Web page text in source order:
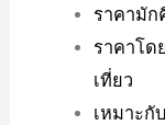
ราคามัก
ราคาโด
เที่ยว
เหมาะกั